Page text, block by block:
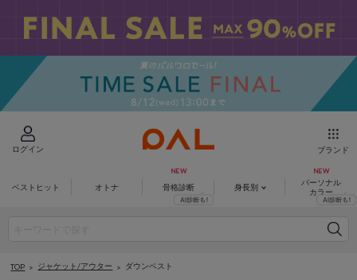
ログイン ブランド
ベストヒット オトナ 骨格診断 身長別
パーソナル
カラー
TOP ジャケット/アウター ダウンベスト